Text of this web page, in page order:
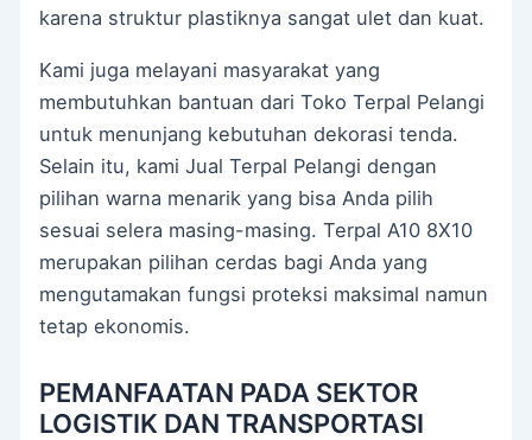
karena struktur plastiknya sangat ulet dan kuat.
Kami juga melayani masyarakat yang
membutuhkan bantuan dari Toko Terpal Pelangi
untuk menunjang kebutuhan dekorasi tenda.
Selain itu, kami Jual Terpal Pelangi dengan
pilihan warna menarik yang bisa Anda pilih
sesuai selera masing-masing. Terpal A10 8X10
merupakan pilihan cerdas bagi Anda yang
mengutamakan fungsi proteksi maksimal namun
tetap ekonomis.
PEMANFAATAN PADA SEKTOR
LOGISTIK DAN TRANSPORTASI